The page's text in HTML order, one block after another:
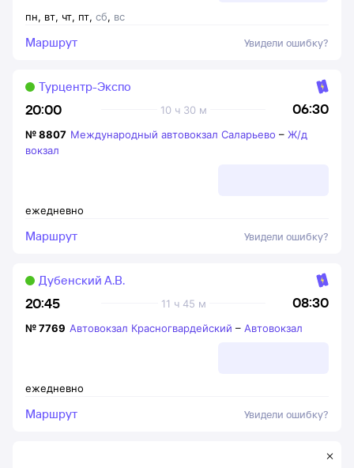
пн, вт, чт, пт, сб, вс
Маршрут Увидели ошибку?
20:00 06:30
10 ч 30 м
Турцентр-Экспо
ежедневно
№8807 Международный автовокзал Саларьево – Ж/д
вокзал
Маршрут Увидели ошибку?
20:45 08:30
11 ч 45 м
Дубенский А.В.
ежедневно
№7769 Автовокзал Красногвардейский – Автовокзал
Маршрут Увидели ошибку?